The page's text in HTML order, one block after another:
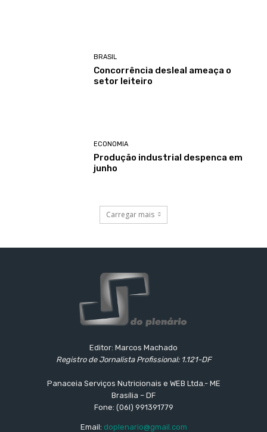
BRASIL
Concorrência desleal ameaça o
setor leiteiro
ECONOMIA
Produção industrial despenca em
junho
Carregar mais
Editor: Marcos Machado
Registro de Jornalista Profissional: 1.121-DF
Panaceia Serviços Nutricionais e WEB Ltda.- ME
Brasília – DF
Fone: (06l) 991391779
Email: doplenario@gmail.com